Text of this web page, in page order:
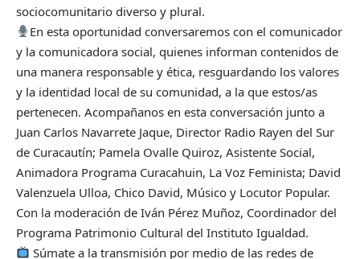
sociocomunitario diverso y plural.
En esta oportunidad conversaremos con el comunicador
y la comunicadora social, quienes informan contenidos de
una manera responsable y ética, resguardando los valores
y la identidad local de su comunidad, a la que estos/as
pertenecen. Acompañanos en esta conversación junto a
Juan Carlos Navarrete Jaque, Director Radio Rayen del Sur
de Curacautín; Pamela Ovalle Quiroz, Asistente Social,
Animadora Programa Curacahuin, La Voz Feminista; David
Valenzuela Ulloa, Chico David, Músico y Locutor Popular.
Con la moderación de Iván Pérez Muñoz, Coordinador del
Programa Patrimonio Cultural del Instituto Igualdad.
Súmate a la transmisión por medio de las redes de